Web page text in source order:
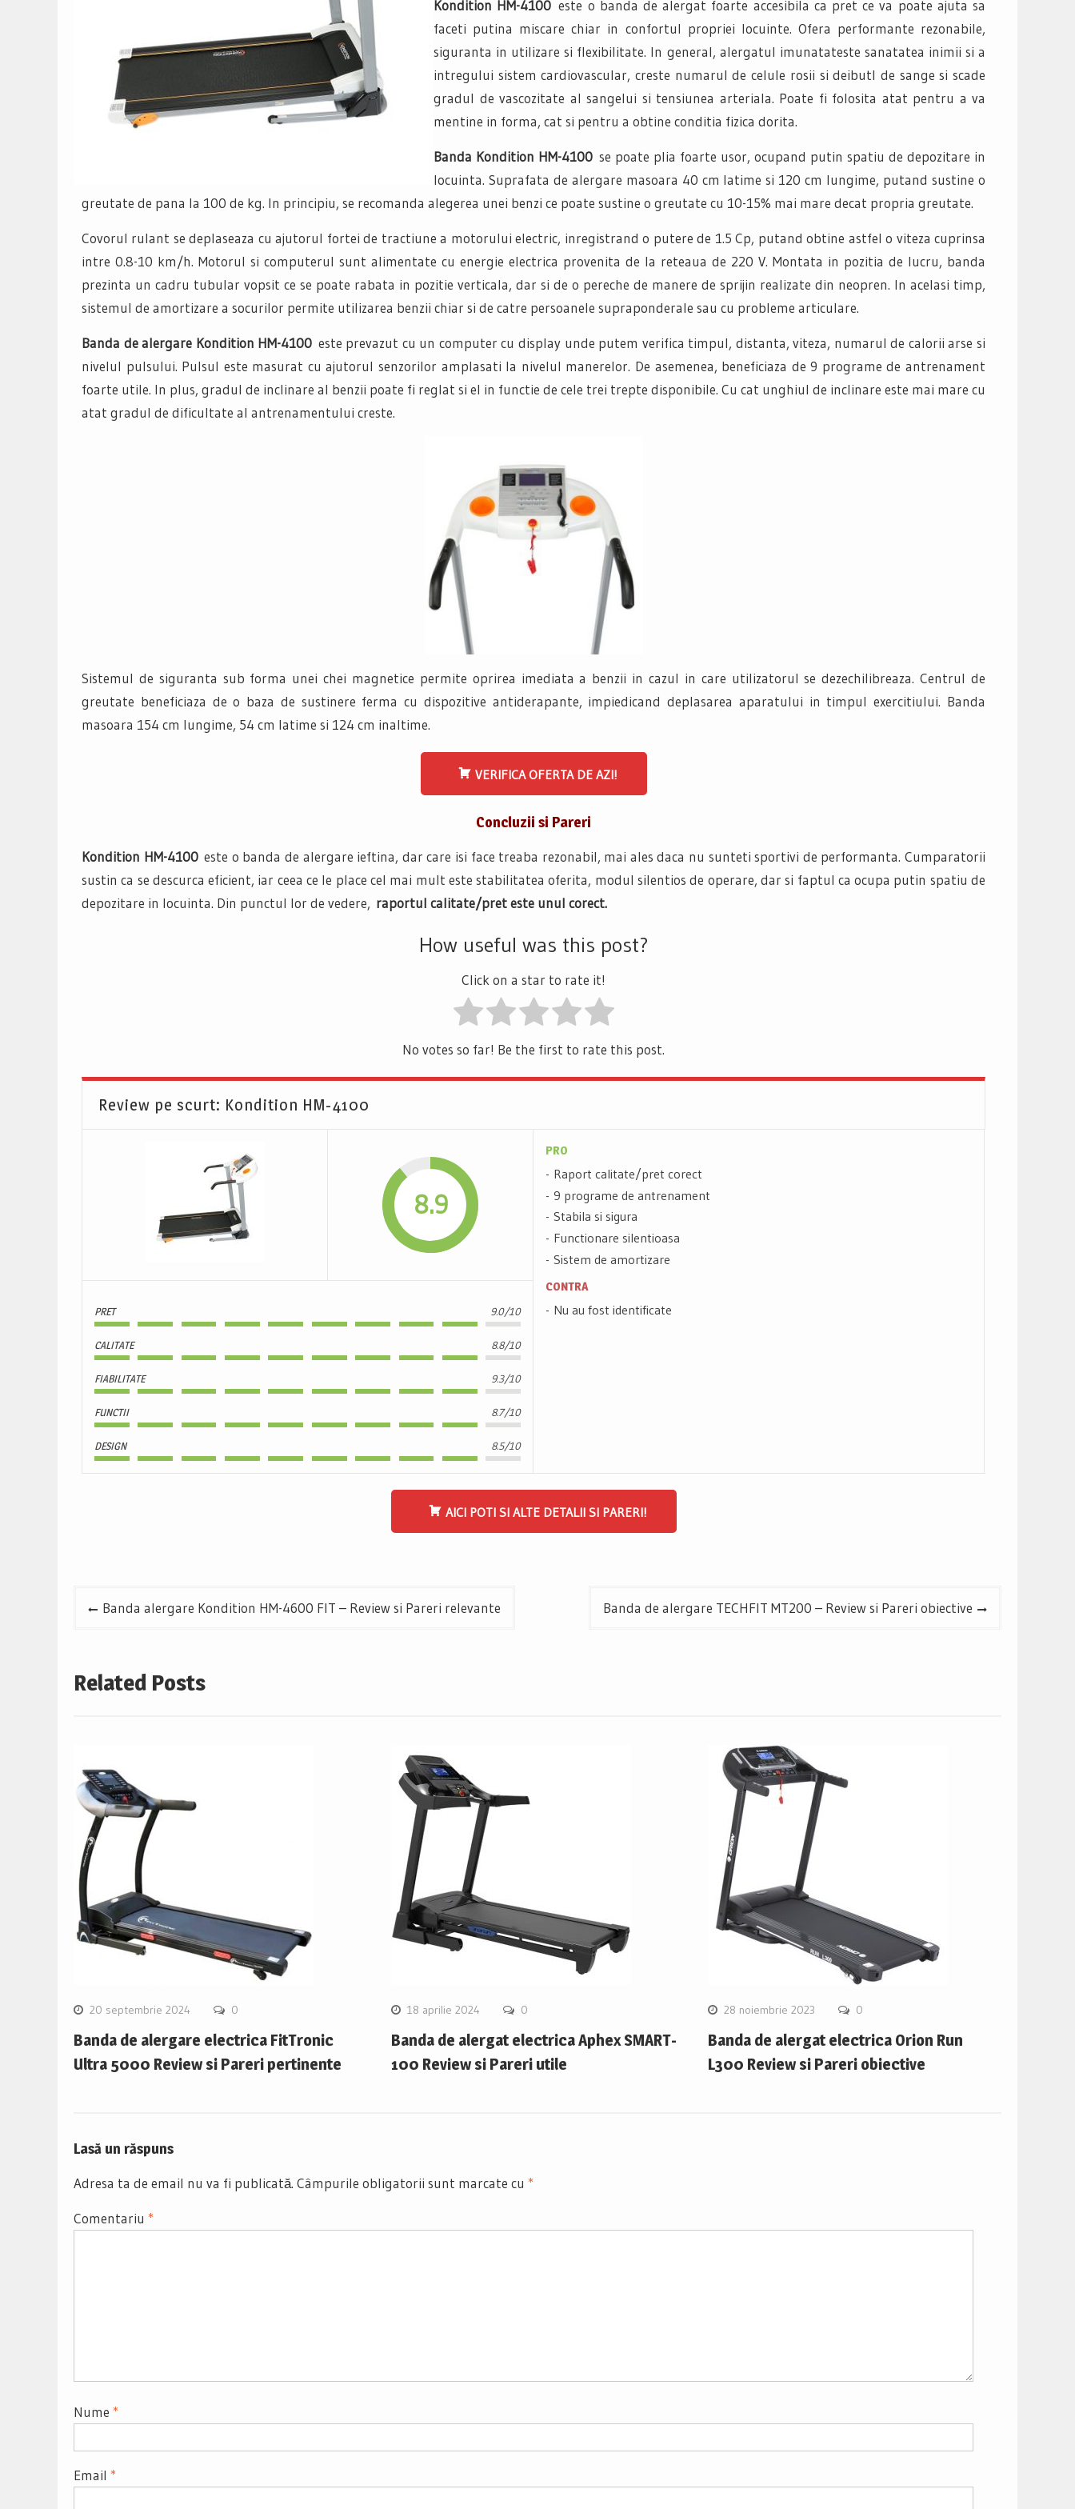
Kondition HM-4100este o banda de alergat foarte accesibila ca pret ce va poate ajuta sa
faceti putina miscare chiar in confortul propriei locuinte. Ofera performante rezonabile,
siguranta in utilizare si flexibilitate. In general, alergatul imunatateste sanatatea inimii si a
intregului sistem cardiovascular, creste numarul de celule rosii si deibutl de sange si scade
gradul de vascozitate al sangelui si tensiunea arteriala. Poate fi folosita atat pentru a va
mentine in forma, cat si pentru a obtine conditia fizica dorita.
Banda Kondition HM-4100 se poate plia foarte usor, ocupand putin spatiu de depozitare in
locuinta. Suprafata de alergare masoara 40 cm latime si 120 cm lungime, putand sustine o
greutate de pana la 100 de kg. In principiu, se recomanda alegerea unei benzi ce poate sustine o greutate cu 10-15% mai mare decat propria greutate.
Covorul rulant se deplaseaza cu ajutorul fortei de tractiune a motorului electric, inregistrand o putere de 1.5 Cp, putand obtine astfel o viteza cuprinsa
intre 0.8-10 km/h. Motorul si computerul sunt alimentate cu energie electrica provenita de la reteaua de 220 V. Montata in pozitia de lucru, banda
prezinta un cadru tubular vopsit ce se poate rabata in pozitie verticala, dar si de o pereche de manere de sprijin realizate din neopren. In acelasi timp,
sistemul de amortizare a socurilor permite utilizarea benzii chiar si de catre persoanele supraponderale sau cu probleme articulare.
Banda de alergare Kondition HM-4100 este prevazut cu un computer cu display unde putem verifica timpul, distanta, viteza, numarul de calorii arse si
nivelul pulsului. Pulsul este masurat cu ajutorul senzorilor amplasati la nivelul manerelor. De asemenea, beneficiaza de 9 programe de antrenament
foarte utile. In plus, gradul de inclinare al benzii poate fi reglat si el in functie de cele trei trepte disponibile. Cu cat unghiul de inclinare este mai mare cu
atat gradul de dificultate al antrenamentului creste.
Sistemul de siguranta sub forma unei chei magnetice permite oprirea imediata a benzii in cazul in care utilizatorul se dezechilibreaza. Centrul de
greutate beneficiaza de o baza de sustinere ferma cu dispozitive antiderapante, impiedicand deplasarea aparatului in timpul exercitiului. Banda
masoara 154 cm lungime, 54 cm latime si 124 cm inaltime.
VERIFICA OFERTA DE AZI!
Concluzii si Pareri
Kondition HM-4100este o banda de alergare ieftina, dar care isi face treaba rezonabil, mai ales daca nu sunteti sportivi de performanta. Cumparatorii
sustin ca se descurca eficient, iar ceea ce le place cel mai mult este stabilitatea oferita, modul silentios de operare, dar si faptul ca ocupa putin spatiu de
depozitare in locuinta. Din punctul lor de vedere, raportul calitate/pret este unul corect.
How useful was this post?
Click on a star to rate it!
No votes so far! Be the first to rate this post.
Review pe scurt: Kondition HM-4100
8.9
PRET 9.0/10
CALITATE 8.8/10
FIABILITATE 9.3/10
FUNCTII 8.7/10
DESIGN 8.5/10
PRO
Raport calitate/pret corect
9 programe de antrenament
Stabila si sigura
Functionare silentioasa
Sistem de amortizare
CONTRA
Nu au fost identificate
AICI POTI SI ALTE DETALII SI PARERI!
Banda alergare Kondition HM-4600 FIT – Review si Pareri relevante Banda de alergare TECHFIT MT200 – Review si Pareri obiective
Related Posts
20 septembrie 2024 0
Banda de alergare electrica FitTronic
Ultra 5000 Review si Pareri pertinente
18 aprilie 2024 0
Banda de alergat electrica Aphex SMART-
100 Review si Pareri utile
28 noiembrie 2023 0
Banda de alergat electrica Orion Run
L300 Review si Pareri obiective
Lasă un răspuns
Adresa ta de email nu va fi publicată. Câmpurile obligatorii sunt marcate cu *
Comentariu *
Nume *
Email *